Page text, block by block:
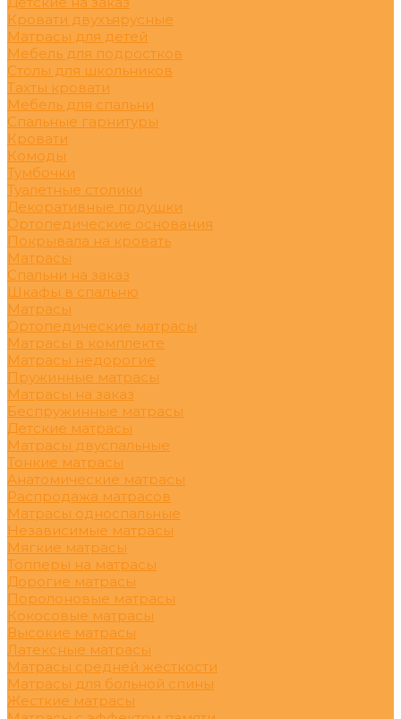
Кровати двухъярусные
Матрасы для детей
Мебель для подростков
Столы для школьников
Тахты кровати
Мебель для спальни
Спальные гарнитуры
Кровати
Комоды
Тумбочки
Туалетные столики
Декоративные подушки
Ортопедические основания
Покрывала на кровать
Матрасы
Спальни на заказ
Шкафы в спальню
Матрасы
Ортопедические матрасы
Матрасы в комплекте
Матрасы недорогие
Пружинные матрасы
Матрасы на заказ
Беспружинные матрасы
Детские матрасы
Матрасы двуспальные
Тонкие матрасы
Анатомические матрасы
Распродажа матрасов
Матрасы односпальные
Независимые матрасы
Мягкие матрасы
Топперы на матрасы
Дорогие матрасы
Поролоновые матрасы
Кокосовые матрасы
Высокие матрасы
Латексные матрасы
Матрасы средней жесткости
Матрасы для больной спины
Жесткие матрасы